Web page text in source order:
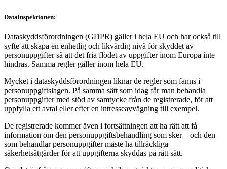
Datainspektionen:
Dataskyddsförordningen (GDPR) gäller i hela EU och har också till
syfte att skapa en enhetlig och likvärdig nivå för skyddet av
personuppgifter så att det fria flödet av uppgifter inom Europa inte
hindras. Samma regler gäller inom hela EU.
Mycket i dataskyddsförordningen liknar de regler som fanns i
personuppgiftslagen. På samma sätt som idag får man behandla
personuppgifter med stöd av samtycke från de registrerade, för att
uppfylla ett avtal eller efter en intresseavvägning till exempel.
De registrerade kommer även i fortsättningen att ha rätt att få
information om den personuppgiftsbehandling som sker – och den
som behandlar personuppgifter måste ha tillräckliga
säkerhetsåtgärder för att uppgifterna skyddas på rätt sätt.